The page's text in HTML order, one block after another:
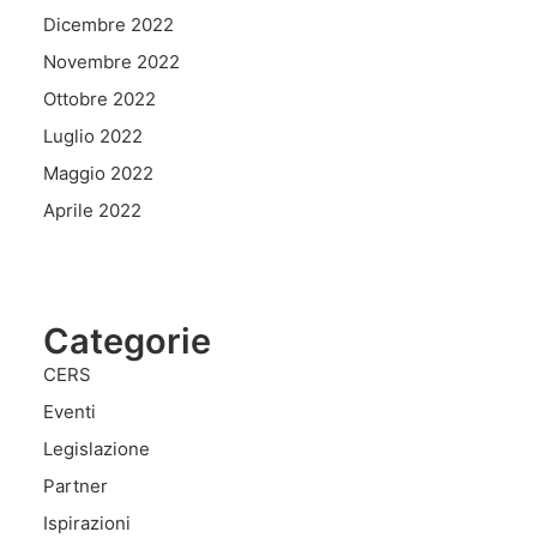
Dicembre 2022
Novembre 2022
Ottobre 2022
Luglio 2022
Maggio 2022
Aprile 2022
Categorie
CERS
Eventi
Legislazione
Partner
Ispirazioni